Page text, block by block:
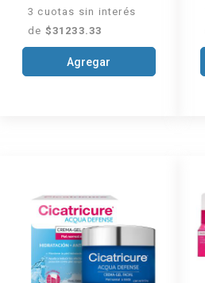
3 cuotas sin interés
de $31233.33
Agregar